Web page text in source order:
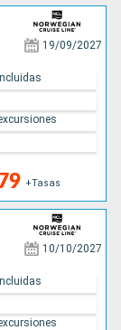
19/09/2027
+Tasas
10/10/2027